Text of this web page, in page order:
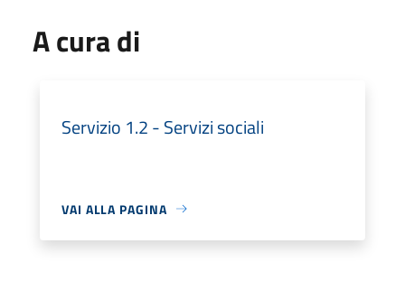
A cura di
Servizio 1.2 - Servizi sociali
VAI ALLA PAGINA